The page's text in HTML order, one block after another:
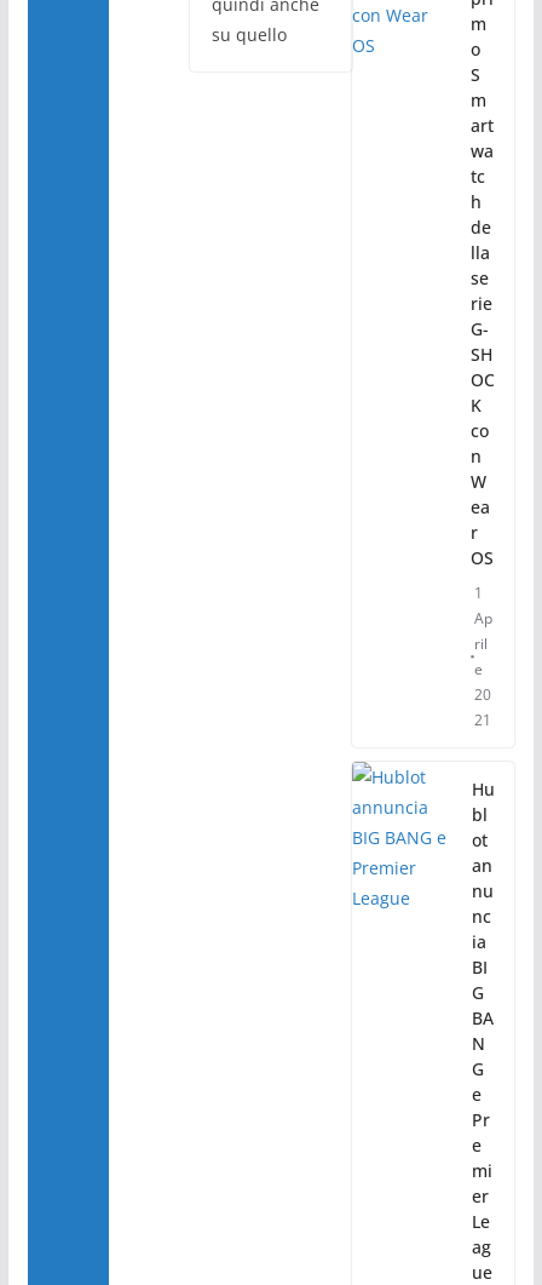
su quello
m
o
S
m
art
wa
tc
h
de
lla
se
rie
G-
SH
OC
K
co
n
W
ea
r
OS
1
Ap
ril
e
20
21
Hu
bl
ot
an
nu
nc
ia
BI
G
BA
N
G
e
Pr
e
mi
er
Le
ag
ue